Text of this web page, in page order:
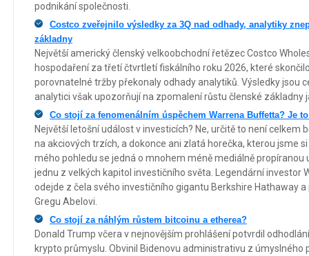
podnikání společnosti.
Costco zveřejnilo výsledky za 3Q nad odhady, analytiky
základny
Největší americký členský velkoobchodní řetězec Costco
hospodaření za třetí čtvrtletí fiskálního roku 2026, které
porovnatelné tržby překonaly odhady analytiků. Výsledky jsou
analytici však upozorňují na zpomalení růstu členské základny
Co stojí za fenomenálním úspěchem Warrena Buffetta? Je
Největší letošní událost v investicích? Ne, určitě to není celkem
na akciových trzích, a dokonce ani zlatá horečka, kterou jsme
mého pohledu se jedná o mnohem méně mediálně propíranou
jednu z velkých kapitol investičního světa. Legendární investor
odejde z čela svého investičního gigantu Berkshire Hathaway
Gregu Abelovi.
Co stojí za náhlým růstem bitcoinu a etherea?
Donald Trump včera v nejnovějším prohlášení potvrdil
krypto průmyslu. Obvinil Bidenovu administrativu z úmyslného